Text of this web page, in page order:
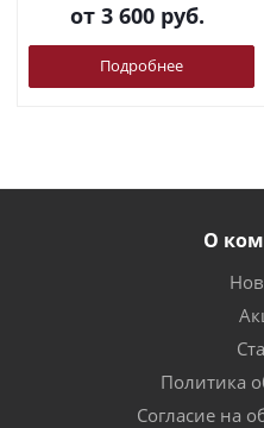
от 3 600 руб.
Подробнее
О
Политика
Согласие на